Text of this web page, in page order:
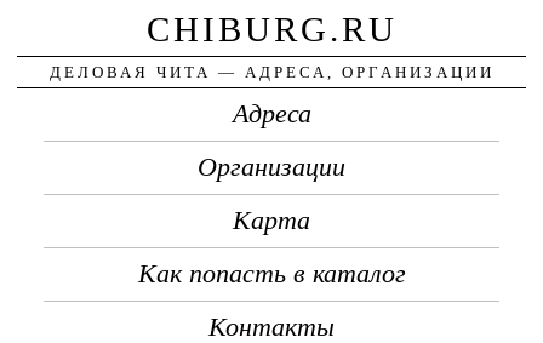
CHIBURG.RU
ДЕЛОВАЯ ЧИТА — АДРЕСА, ОРГАНИЗАЦИИ
Адреса
Организации
Карта
Как попасть в каталог
Контакты